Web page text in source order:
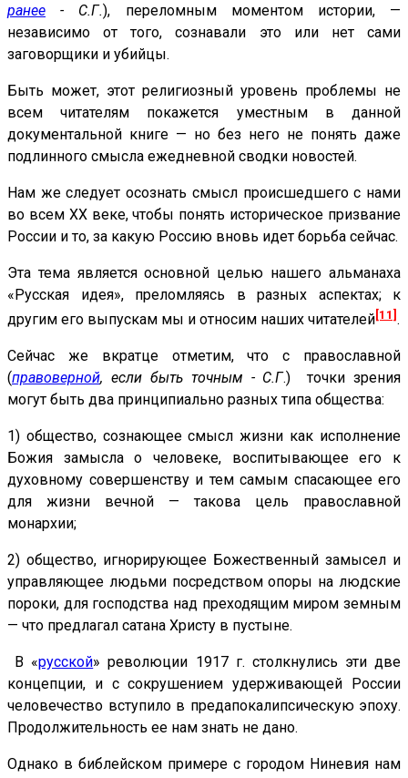
ранее - С.Г.), переломным моментом истории, —
независимо от того, сознавали это или нет сами
заговорщики и убийцы.
Быть может, этот религиозный уровень проблемы не
всем читателям покажется уместным в данной
документальной книге — но без него не понять даже
подлинного смысла ежедневной сводки новостей.
Нам же следует осознать смысл происшедшего с нами
во всем XX веке, чтобы понять историческое призвание
России и то, за какую Россию вновь идет борьба сейчас.
Эта тема является основной целью нашего альманаха
«Русская идея», преломляясь в разных аспектах; к
другим его выпускам мы и относим наших читателей [11] .
Сейчас же вкратце отметим, что с православной
(правоверной, если быть точным - С.Г.) точки зрения
могут быть два принципиально разных типа общества:
1) общество, сознающее смысл жизни как исполнение
Божия замысла о человеке, воспитывающее его к
духовному совершенству и тем самым спасающее его
для жизни вечной — такова цель православной
монархии;
2) общество, игнорирующее Божественный замысел и
управляющее людьми посредством опоры на людские
пороки, для господства над преходящим миром земным
— что предлагал сатана Христу в пустыне.
В «русской» революции 1917 г. столкнулись эти две
концепции, и с сокрушением удерживающей России
человечество вступило в предапокалипсическую эпоху.
Продолжительность ее нам знать не дано.
Однако в библейском примере с городом Ниневия нам